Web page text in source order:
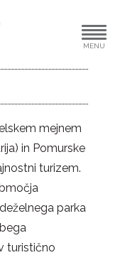
MENU
mejnem
in Pomurske
turizem.
parka
turistično